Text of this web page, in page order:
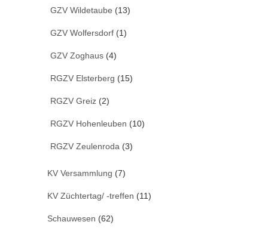
GZV Wildetaube (13)
GZV Wolfersdorf (1)
GZV Zoghaus (4)
RGZV Elsterberg (15)
RGZV Greiz (2)
RGZV Hohenleuben (10)
RGZV Zeulenroda (3)
KV Versammlung (7)
KV Züchtertag/ -treffen (11)
Schauwesen (62)